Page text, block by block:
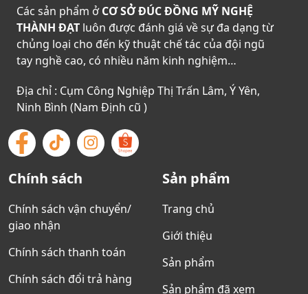
Các sản phẩm ởCƠ SỞ ĐÚC ĐỒNG MỸ NGHỆ
THÀNH ĐẠT luôn được đánh giá về sự đa dạng từ
chủng loại cho đến kỹ thuật chế tác của đội ngũ
tay nghề cao, có nhiều năm kinh nghiệm…
Địa chỉ : Cụm Công Nghiệp Thị Trấn Lâm, Ý Yên,
Ninh Bình (Nam Định cũ )
Chính sách
Chính sách vận chuyển/
giao nhận
Chính sách thanh toán
Chính sách đổi trả hàng
Sản phẩm
Trang chủ
Giới thiệu
Sản phẩm
Sản phẩm đã xem